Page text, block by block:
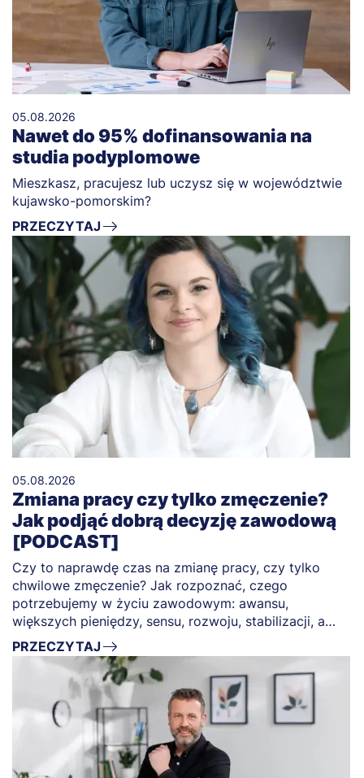
05.08.2026
Nawet do 95% dofinansowania na
studia podyplomowe
Mieszkasz, pracujesz lub uczysz się w województwie
kujawsko-pomorskim?
PRZECZYTAJ
05.08.2026
Zmiana pracy czy tylko zmęczenie?
Jak podjąć dobrą decyzję zawodową
[PODCAST]
Czy to naprawdę czas na zmianę pracy, czy tylko
chwilowe zmęczenie? Jak rozpoznać, czego
potrzebujemy w życiu zawodowym: awansu,
większych pieniędzy, sensu, rozwoju, stabilizacji, a
może po prostu świętego spokoju?
PRZECZYTAJ